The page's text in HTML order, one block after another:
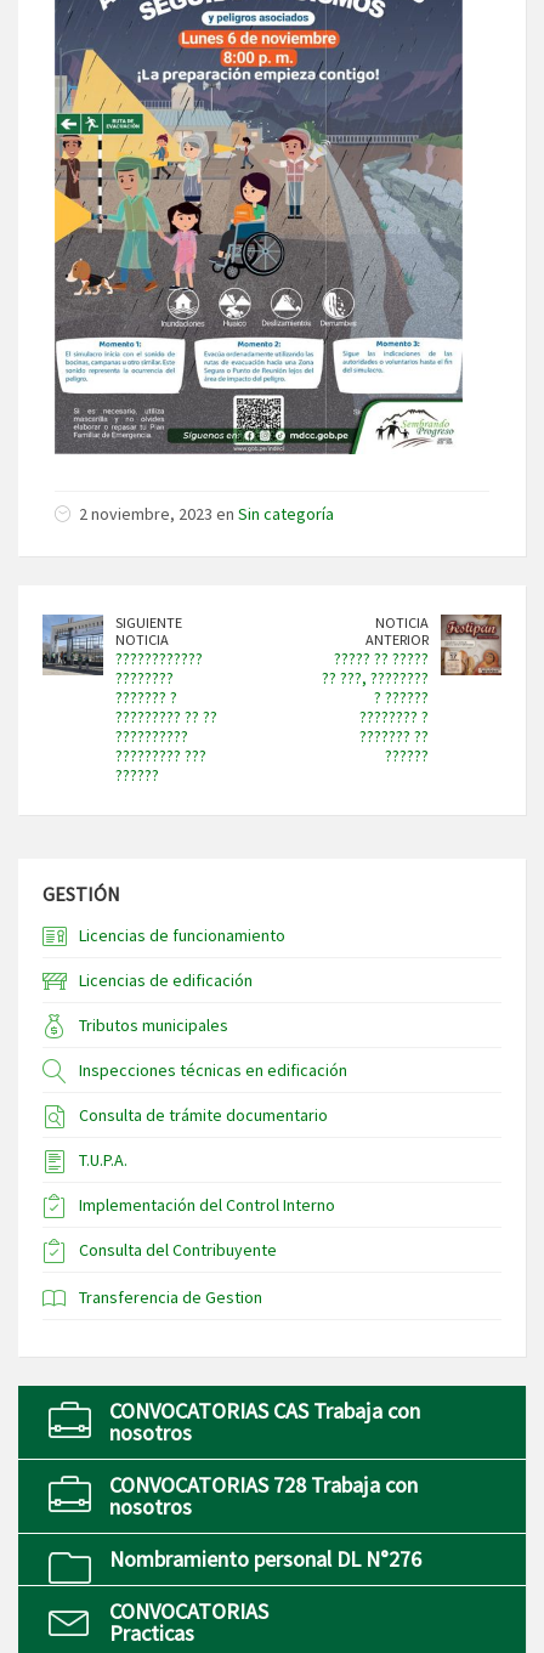
2 noviembre, 2023 en Sin categoría
SIGUIENTE
NOTICIA
????????????
????????
??????? ?
????????? ?? ??
??????????
????????? ???
??????
NOTICIA
ANTERIOR
????? ?? ?????
?? ???, ????????
? ??????
???????? ?
??????? ??
??????
GESTIÓN
Licencias de funcionamiento
Licencias de edificación
Tributos municipales
Inspecciones técnicas en edificación
Consulta de trámite documentario
T.U.P.A.
Implementación del Control Interno
Consulta del Contribuyente
Transferencia de Gestion
CONVOCATORIAS CAS Trabaja con
nosotros
CONVOCATORIAS 728 Trabaja con
nosotros
Nombramiento personal DL N°276
CONVOCATORIAS
Practicas